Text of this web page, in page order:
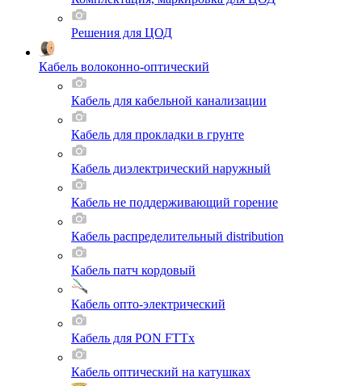
Решения для ЦОД
Кабель волоконно-оптический
Кабель для кабельной канализации
Кабель для прокладки в грунте
Кабель диэлектрический наружный
Кабель не поддерживающий горение
Кабель распределительный distribution
Кабель патч кордовый
Кабель опто-электрический
Кабель для PON FTTx
Кабель оптический на катушках